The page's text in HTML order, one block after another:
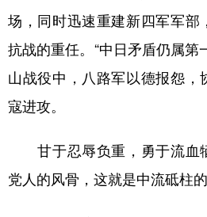
场，同时迅速重建新四军军部
抗战的重任。“中日矛盾仍属第
山战役中，八路军以德报怨，
寇进攻。
甘于忍辱负重，勇于流血
党人的风骨，这就是中流砥柱的